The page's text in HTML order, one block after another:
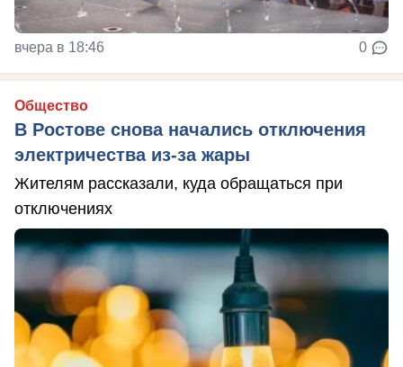
вчера в 18:46 0
Общество
В Ростове снова начались отключения
электричества из-за жары
Жителям рассказали, куда обращаться при
отключениях